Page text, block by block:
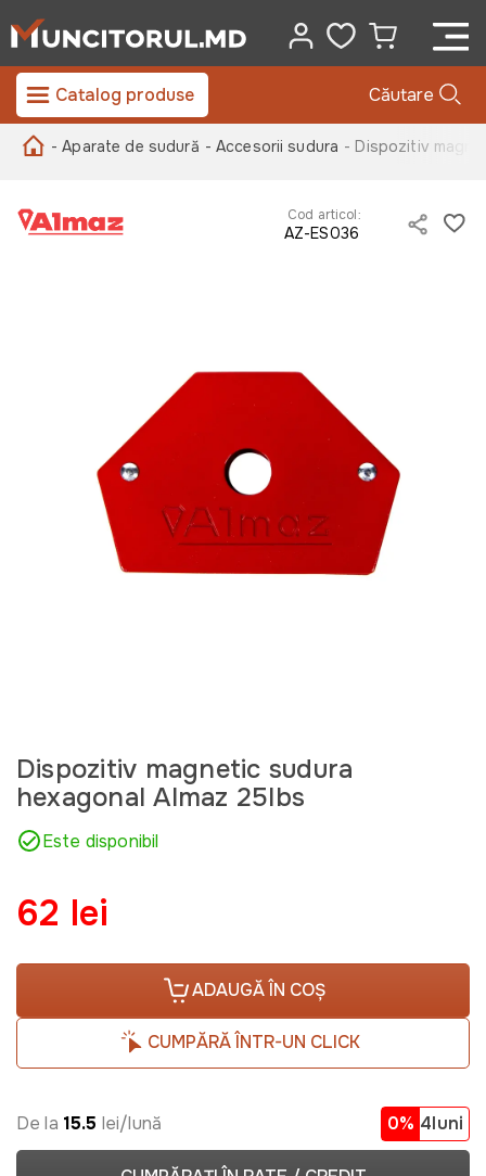
Catalog produse Căutare
- Aparate de sudură - Accesorii sudura - Dispozitiv
Cod articol:
AZ-ES036
Dispozitiv magnetic sudura
hexagonal Almaz 25lbs
Este disponibil
62 lei
ADAUGĂ ÎN COȘ
CUMPĂRĂ ÎNTR-UN CLICK
De la 15.5 lei/lună 0% 4luni